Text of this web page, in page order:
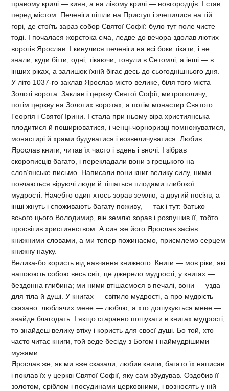
правому крилі — киян, а на лівому крилі — новгородців. І став
перед містом. Печеніги пішли на Приступ і зчепилися на тій
горі, де стоїть зараз собор Святої Софії: було тут поле чисте
тоді. І почалася жорстока січа, ледве до вечора здолав лютих
ворогів Ярослав. І кинулися печеніги на всі боки тікати, і не
знали, куди бігти; одні, тікаючи, тонули в Сетомлі, а інші — в
інших ріках, а залишок їхній бігає десь до сьогоднішнього дня.
У літо 1037-го заклав Ярослав місто велике, біля того міста
Золоті ворота. Заклав і церкву Святої Софії, митрополичу,
потім церкву на Золотих воротах, а потім монастир Святого
Георгія і Святої Ірини. І стала при ньому віра християнська
плодитися й поширюватися, і ченці-чорноризці помножуватися,
монастирі й храми будуватися і возвеличуватися. Любив
Ярослав книги, читав їх часто і вдень і вночі. І зібрав
скорописців багато, і перекладали вони з грецького на
слов’янське письмо. Написали вони книг велику силу, ними
повчаються віруючі люди й тішаться плодами глибокої
мудрості. Начебто один хтось зорав землю, а другий посіяв, а
інші жнуть і споживають багату поживу, — так і тут: батько
всього цього Володимир, він землю зорав і розпушив її, тобто
просвітив християнством. А син же його Ярослав засіяв
книжними словами, а ми тепер пожинаємо, приємлемо серцем
книжну науку.
Велика-бо користь від навчання книжного. Книги — мов ріки, які
напоюють собою весь світ; це джерело мудрості, у книгах —
бездонна глибина; ми ними втішаємося в печалі, вони — узда
для тіла й душі. У книгах — світило мудрості, а про мудрість
сказано: люблячих мене — люблю, а хто дошукується мене —
знайде благодать. І якщо старанно пошукати в книгах мудрості,
то знайдеш велику втіху і користь для своєї душі. Бо той, хто
часто читає книги, той веде бесіду з Богом і наймудрішими
мужами.
Ярослав же, як ми вже сказали, любив книги, багато їх написав
і поклав їх у церкві Святої Софії, яку сам збудував. Оздобив її
золотом, сріблом і посудинами церковними, і возносять у ній